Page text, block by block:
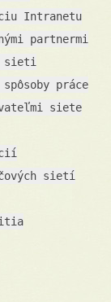
Intranetu
partnermi
sieti
práce
siete
sietí